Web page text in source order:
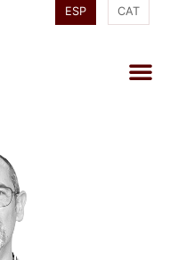
ESP CAT